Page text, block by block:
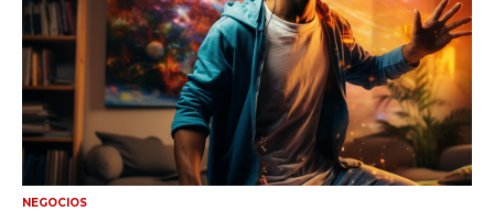
NEGOCIOS